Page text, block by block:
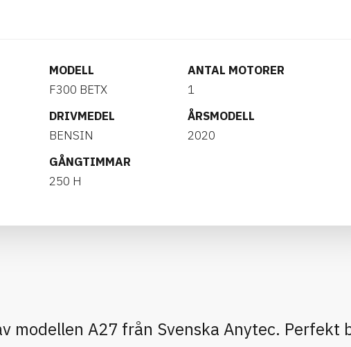
MODELL
F300 BETX
ANTAL MOTORER
1
DRIVMEDEL
BENSIN
ÅRSMODELL
2020
GÅNGTIMMAR
250 H
modellen A27 från Svenska Anytec. Perfekt